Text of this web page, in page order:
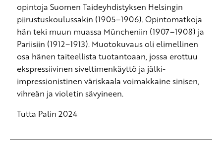
opintoja Suomen Taideyhdistyksen Helsingin
piirustuskoulussakin (1905–1906). Opintomatkoja
hän teki muun muassa Müncheniin (1907–1908) ja
Pariisiin (1912–1913). Muotokuvaus oli elimellinen
osa hänen taiteellista tuotantoaan, jossa erottuu
ekspressiivinen siveltimenkäyttö ja jälki-
impressionistinen väriskaala voimakkaine sinisen,
vihreän ja violetin sävyineen.
Tutta Palin 2024